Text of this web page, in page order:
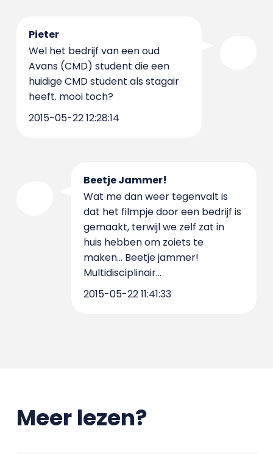
Pieter
Wel het bedrijf van een oud
Avans (CMD) student die een
huidige CMD student als stagair
heeft. mooi toch?
2015-05-22 12:28:14
Beetje Jammer!
Wat me dan weer tegenvalt is
dat het filmpje door een bedrijf is
gemaakt, terwijl we zelf zat in
huis hebben om zoiets te
maken... Beetje jammer!
Multidisciplinair...
2015-05-22 11:41:33
Meer lezen?